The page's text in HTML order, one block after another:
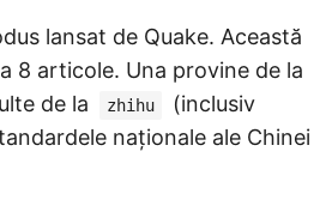
lansat de Quake. Această
8 articole. Una provine de la
de la zhihu
(inclusiv
naționale ale Chinei